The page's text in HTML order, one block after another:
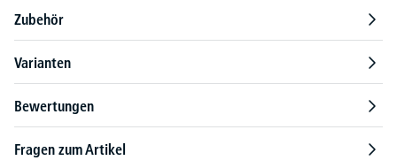
Zubehör
Varianten
Bewertungen
Fragen zum Artikel